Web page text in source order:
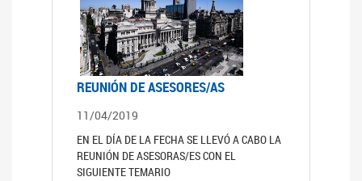
REUNIÓN DE ASESORES/AS
11/04/2019
EN EL DÍA DE LA FECHA SE LLEVÓ A CABO LA
REUNIÓN DE ASESORAS/ES CON EL
SIGUIENTE TEMARIO